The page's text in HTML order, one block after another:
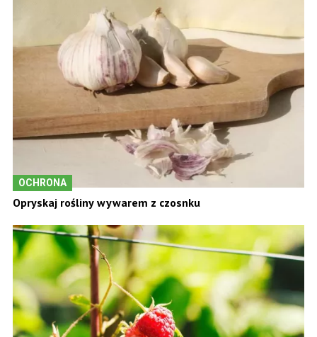
OCHRONA
Opryskaj rośliny wywarem z czosnku